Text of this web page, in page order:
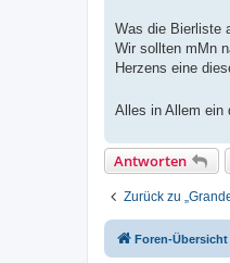
Was die Bierliste
Wir sollten mMn
Herzens eine
Alles in Allem ein
Antworten
Zurück zu
Foren-Übersicht